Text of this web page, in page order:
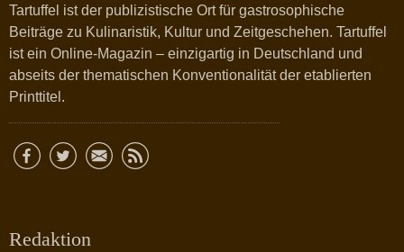
Tartuffel ist der publizistische Ort für gastrosophische
Beiträge zu Kulinaristik, Kultur und Zeitgeschehen. Tartuffel
ist ein Online-Magazin – einzigartig in Deutschland und
abseits der thematischen Konventionalität der etablierten
Printtitel.
Redaktion